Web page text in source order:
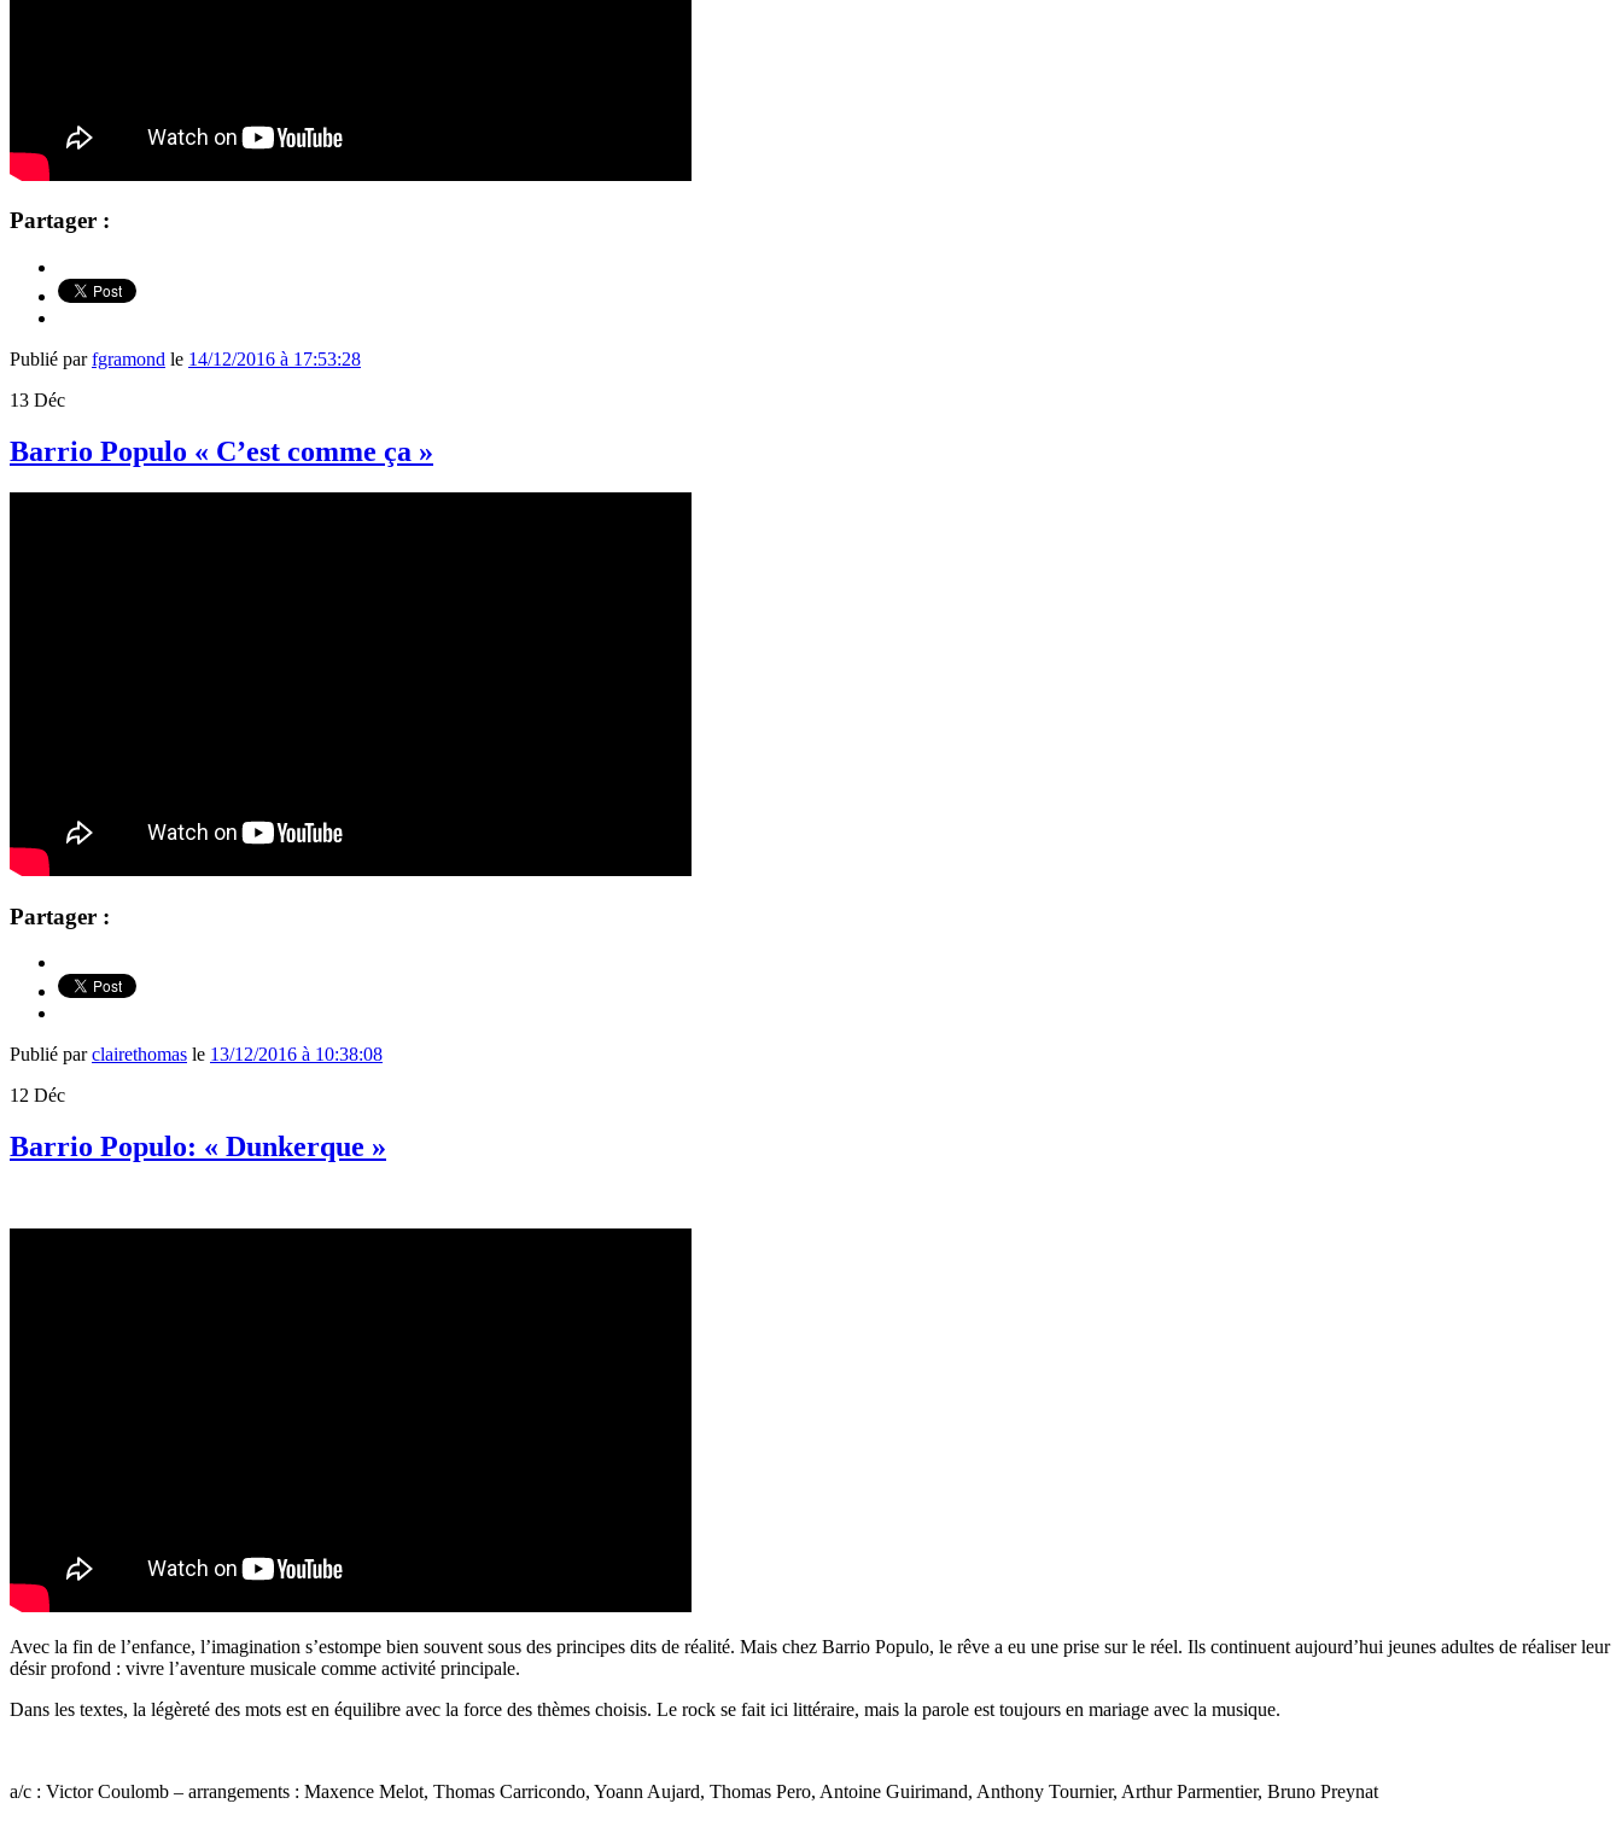
Partager :
Publié parfgramond le 14/12/2016 à 17:53:28
13 Déc
Barrio Populo « C’est comme ça »
Partager :
Publié parclairethomas le 13/12/2016 à 10:38:08
12 Déc
Barrio Populo: « Dunkerque »
Avec la fin de l’enfance, l’imagination s’estompe bien souvent sous des principes dits de réalité. Mais chez Barrio Populo, le rêve a eu une prise sur le réel. Ils continuent aujourd’hui jeunes adultes de réaliser leur
désir profond : vivre l’aventure musicale comme activité principale.
Dans les textes, la légèreté des mots est en équilibre avec la force des thèmes choisis. Le rock se fait ici littéraire, mais la parole est toujours en mariage avec la musique.
a/c : Victor Coulomb – arrangements : Maxence Melot, Thomas Carricondo, Yoann Aujard, Thomas Pero, Antoine Guirimand, Anthony Tournier, Arthur Parmentier, Bruno Preynat